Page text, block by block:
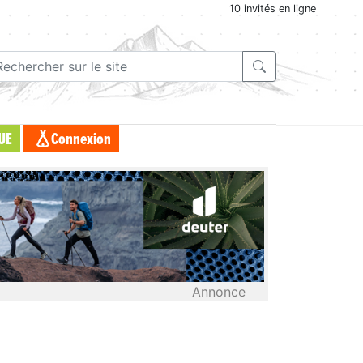
10 invités en ligne
Connexion
Annonce